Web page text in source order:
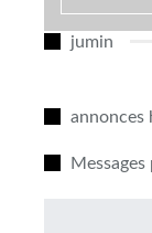
jumin
annonces